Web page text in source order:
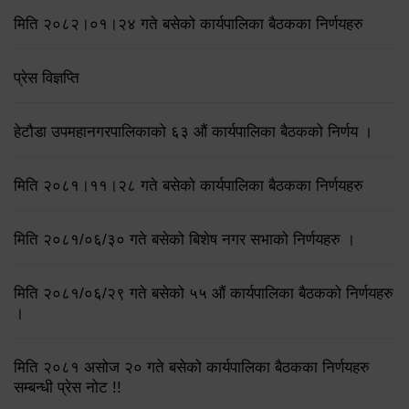
मिति २०८२।०१।२४ गते बसेको कार्यपालिका बैठकका निर्णयहरु
प्रेस विज्ञप्ति
हेटौडा उपमहानगरपालिकाको ६३ औं कार्यपालिका बैठकको निर्णय ।
मिति २०८१।११।२८ गते बसेको कार्यपालिका बैठकका निर्णयहरु
मिति २०८१/०६/३० गते बसेको बिशेष नगर सभाको निर्णयहरु ।
मिति २०८१/०६/२९ गते बसेको ५५ औं कार्यपालिका बैठकको निर्णयहरु
।
मिति २०८१ असोज २० गते बसेको कार्यपालिका बैठकका निर्णयहरु
सम्बन्धी प्रेस नोट !!